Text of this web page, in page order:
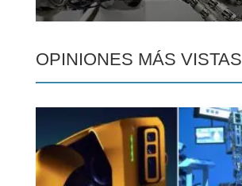
OPINIONES MÁS VISTAS